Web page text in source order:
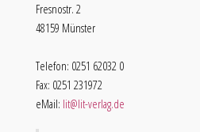
Fresnostr. 2
48159 Münster
Telefon: 0251 62032 0
Fax: 0251 231972
eMail: lit@lit-verlag.de